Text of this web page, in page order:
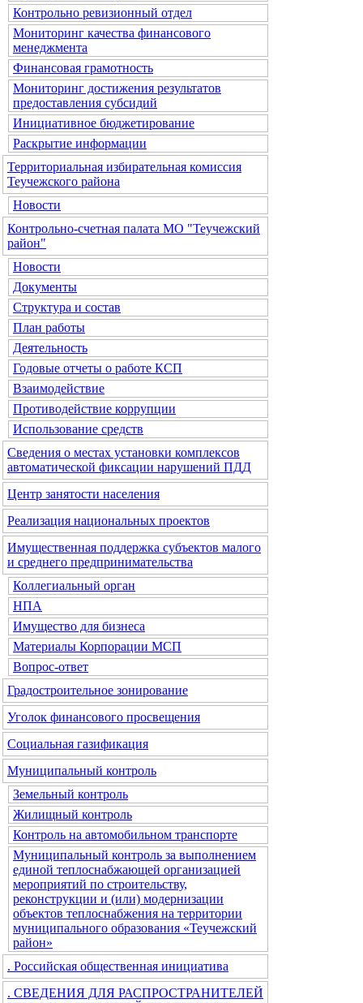
Контрольно ревизионный отдел
Мониторинг качества финансового
менеджмента
Финансовая грамотность
Мониторинг достижения результатов
предоставления субсидий
Инициативное бюджетирование
Раскрытие информации
Территориальная избирательная комиссия
Теучежского района
Новости
Контрольно-счетная палата МО "Теучежский
район"
Новости
Документы
Структура и состав
План работы
Деятельность
Годовые отчеты о работе КСП
Взаимодействие
Противодействие коррупции
Использование средств
Сведения о местах установки комплексов
автоматической фиксации нарушений ПДД
Центр занятости населения
Реализация национальных проектов
Имущественная поддержка субъектов малого
и среднего предпринимательства
Коллегиальный орган
НПА
Имущество для бизнеса
Материалы Корпорации МСП
Вопрос-ответ
Градостроительное зонирование
Уголок финансового просвещения
Социальная газификация
Муниципальный контроль
Земельный контроль
Жилищный контроль
Контроль на автомобильном транспорте
Муниципальный контроль за выполнением
единой теплоснабжающей организацией
мероприятий по строительству,
реконструкции и (или) модернизации
объектов теплоснабжения на территории
муниципального образования «Теучежский
район»
. Российская общественная инициатива
. СВЕДЕНИЯ ДЛЯ РАСПРОСТРАНИТЕЛЕЙ